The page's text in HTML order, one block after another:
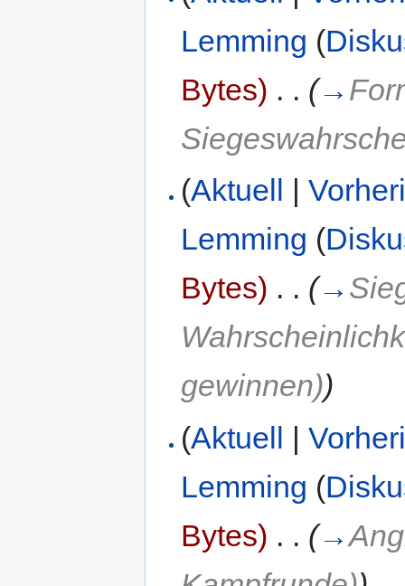
Lemming (
Bytes) . . (→
(Aktuell |
Lemming (
Bytes) . . (→
gewinnen))
(Aktuell |
Lemming (
Bytes) . . (→